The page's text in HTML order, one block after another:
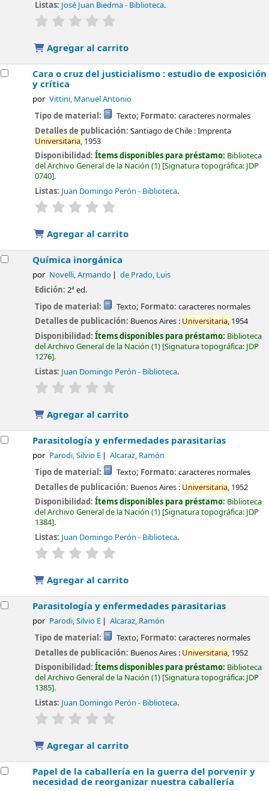
Listas: José Juan Biedma - Biblioteca.
valoración
Agregar al carrito
Cara o cruz del justicialismo : estudio de exposición
y crítica
por Vittini, Manuel Antonio
Tipo de material: Texto; Formato: caracteres normales
Detalles de publicación:Santiago de Chile :Imprenta
Universitaria, 1953
Disponibilidad:Ítems disponibles para préstamo: Biblioteca
del Archivo General de la Nación (1) Signatura topográfica: JDP
0740 .
Listas: Juan Domingo Perón - Biblioteca.
valoración
Agregar al carrito
Química inorgánica
por Novelli, Armando de Prado, Luis
Edición:2ª ed.
Tipo de material:
Texto; Formato: caracteres normales
Detalles de publicación: Buenos Aires : Universitaria, 1954
Disponibilidad:Ítems disponibles para préstamo: Biblioteca
del Archivo General de la Nación (1) Signatura topográfica: JDP
1276 .
Listas: Juan Domingo Perón - Biblioteca.
valoración
Agregar al carrito
Parasitología y enfermedades parasitarias
por Parodi, Silvio E Alcaraz, Ramón
Tipo de material: Texto; Formato: caracteres normales
Detalles de publicación: Buenos Aires : Universitaria, 1952
Disponibilidad:Ítems disponibles para préstamo: Biblioteca
del Archivo General de la Nación (1) Signatura topográfica: JDP
1384 .
Listas: Juan Domingo Perón - Biblioteca.
valoración
Agregar al carrito
Parasitología y enfermedades parasitarias
por Parodi, Silvio E Alcaraz, Ramón
Tipo de material: Texto; Formato: caracteres normales
Detalles de publicación: Buenos Aires : Universitaria, 1952
Disponibilidad:Ítems disponibles para préstamo: Biblioteca
del Archivo General de la Nación (1) Signatura topográfica: JDP
1385 .
Listas: Juan Domingo Perón - Biblioteca.
valoración
Agregar al carrito
Papel de la caballería en la guerra del porvenir y
necesidad de reorganizar nuestra caballería